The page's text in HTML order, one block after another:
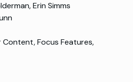
Erin Simms
Focus Features,